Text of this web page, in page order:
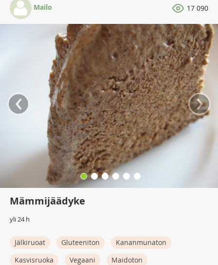
Mailo 17 090
‹ ›
Mämmijäädyke
yli 24 h
Jälkiruoat Gluteeniton
Kananmunaton
Kasvisruoka
Vegaani Maidoton